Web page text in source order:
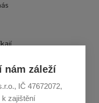
nám záleží
IČ 47672072,
k zajištění